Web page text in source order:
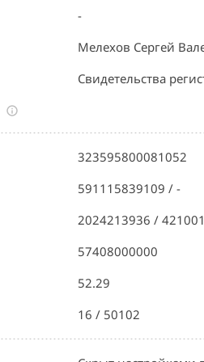
-
Мелехов Сергей
Свидетельства
323595800081052
591115839109 / -
2024213936 /
57408000000
52.29
16 / 50102